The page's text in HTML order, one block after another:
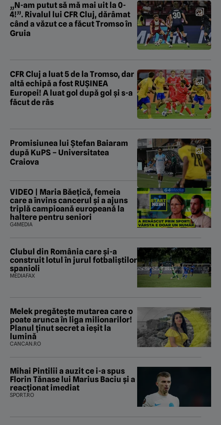
„N-am putut să mă mai uit la 0-
4!”. Rivalul lui CFR Cluj, dărâmat
când a văzut ce a făcut Tromso în
Gruia
CFR Cluj a luat 5 de la Tromso, dar
altă echipă a fost RUȘINEA
Europei! A luat gol după gol și s-a
făcut de râs
Promisiunea lui Ștefan Baiaram
după KuPS – Universitatea
Craiova
VIDEO | Maria Băețică, femeia
care a învins cancerul și a ajuns
triplă campioană europeană la
haltere pentru seniori
G4MEDIA
Clubul din România care și-a
construit lotul în jurul fotbaliștilor
spanioli
MEDIAFAX
Melek pregătește mutarea care o
poate arunca în liga milionarilor!
Planul ținut secret a ieșit la
lumină
CANCAN.RO
Mihai Pintilii a auzit ce i-a spus
Florin Tănase lui Marius Baciu și a
reacționat imediat
SPORT.RO